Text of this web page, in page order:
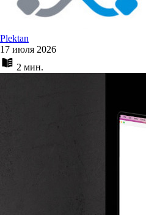
Plektan
17 июля 2026
2 мин.